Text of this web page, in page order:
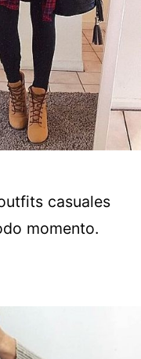
casuales
momento.